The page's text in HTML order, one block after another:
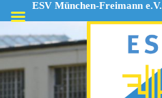
ESV München-Freimann e.V.